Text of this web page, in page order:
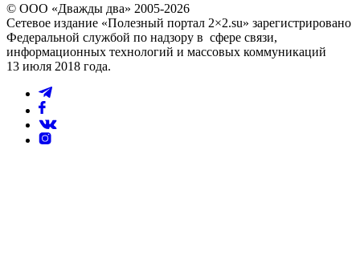
© ООО «Дважды два» 2005-2026
Сетевое издание «Полезный портал 2×2.su» зарегистрировано
Федеральной службой по надзору в сфере связи,
информационных технологий и массовых коммуникаций
13 июля 2018 года.